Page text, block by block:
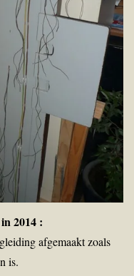
2014 :
afgemaakt zoals
is.